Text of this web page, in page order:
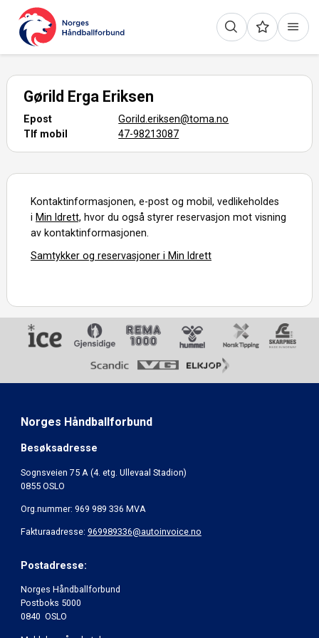
Gørild Erga Eriksen
Epost
Gorild.eriksen@toma.no
Tlf mobil
47-98213087
Kontaktinformasjonen, e-post og mobil, vedlikeholdes
i Min Idrett, hvor du også styrer reservasjon mot visning
av kontaktinformasjonen.
Samtykker og reservasjoner i Min Idrett
Norges Håndballforbund
Besøksadresse
Sognsveien 75 A (4. etg. Ullevaal Stadion)
0855 OSLO
Org.nummer: 969 989 336 MVA
Fakturaadresse: 969989336@autoinvoice.no
Postadresse:
Norges Håndballforbund
Postboks 5000
0840 OSLO